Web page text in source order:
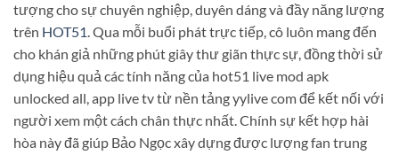
tượng cho sự chuyên nghiệp, duyên dáng và đầy năng lượng
trên HOT51. Qua mỗi buổi phát trực tiếp, cô luôn mang đến
cho khán giả những phút giây thư giãn thực sự, đồng thời sử
dụng hiệu quả các tính năng của hot51 live mod apk
unlocked all, app live tv từ nền tảng yylive com để kết nối với
người xem một cách chân thực nhất. Chính sự kết hợp hài
hòa này đã giúp Bảo Ngọc xây dựng được lượng fan trung